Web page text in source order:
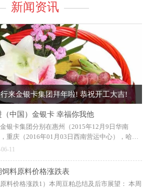
新闻资讯
来金银卡集团拜年啦! 恭祝开工大吉!
（中国）金银卡 幸福你我他
卡集团分别在惠州（2015年12月9日华南
重庆（2016年01月03日西南营运中心），哈尔
年01月06日东北营运中心）隆重召开了三场
跨越”合作共赢的主题热烈展开。 2015年虽
畜牧业冷淡，金银卡集团经营得还是红红火
司一直以高质量服务，高技术创新，高速度发
11
饲料原料价格涨跌表
料价格涨跌1）本周豆粕总结及后市展望： 本周